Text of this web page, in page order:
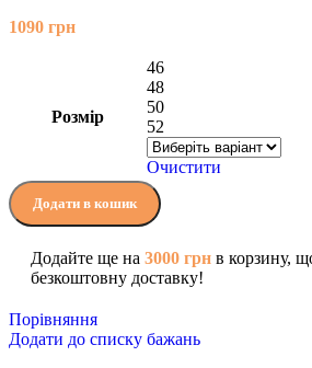
1090 грн
Розмір
46
48
50
52
Очистити
Додати в кошик
Додайте ще на 3000 грн в корзину,
безкоштовну доставку!
Порівняння
Додати до списку бажань